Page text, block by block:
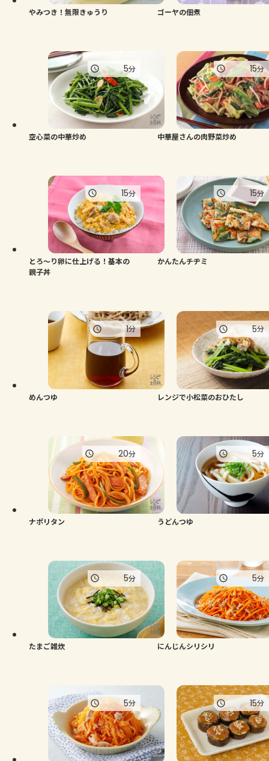
やみつき！無限きゅうり ゴーヤの佃煮
空心菜の中華炒め
5分
中華屋さんの肉野菜炒め
15分
とろ～り卵に仕上げる！基本の
親子丼
15分
かんたんチヂミ
15分
めんつゆ
1分
レンジで小松菜のおひたし
5分
ナポリタン
20分
うどんつゆ
5分
たまご雑炊
5分
にんじんシリシリ
5分
5分 15分